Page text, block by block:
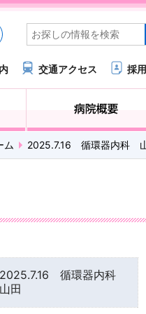
交通アクセス 採
ム 2025.7.16 循環器内科
2025.7.16 循環器内科
山田